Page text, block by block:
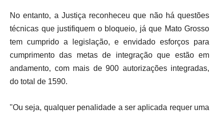
No entanto, a Justiça reconheceu que não há questões
técnicas que justifiquem o bloqueio, já que Mato Grosso
tem cumprido a legislação, e envidado esforços para
cumprimento das metas de integração que estão em
andamento, com mais de 900 autorizações integradas,
do total de 1590.
"Ou seja, qualquer penalidade a ser aplicada requer uma